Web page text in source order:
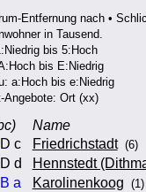
Entfernung nach •
in Tausend.
bis 5:Hoch
bis E:Niedrig
a:Hoch bis e:Niedrig
Angebote: Ort (xx)
Name
D c Friedrichstadt (6)
d Hennstedt
B a Karolinenkoog (1)